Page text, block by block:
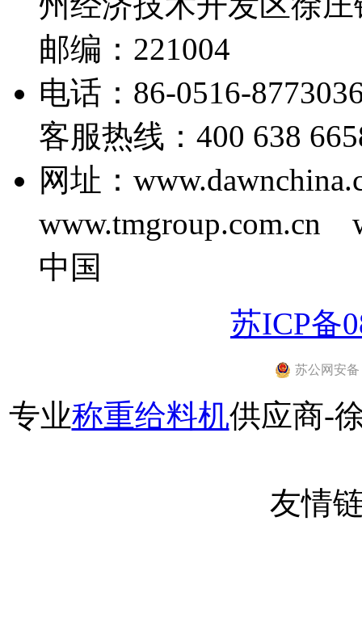
邮编：221004
电话：86-0516-
客服热线：400 638
网址：
www.tmgroup.com.cn
中国
苏ICP备
苏公网安备
专业称重给料机供应商-
友情